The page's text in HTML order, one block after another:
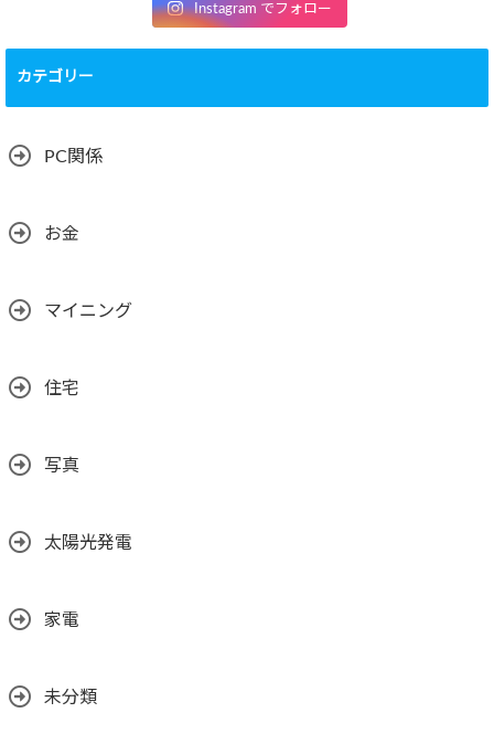
Instagram でフォロー
カテゴリー
PC関係
お金
マイニング
住宅
写真
太陽光発電
家電
未分類